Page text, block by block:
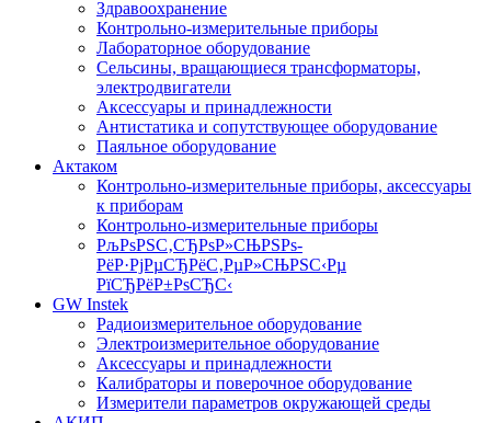
Здравоохранение
Контрольно-измерительные приборы
Лабораторное оборудование
Сельсины, вращающиеся трансформаторы,
электродвигатели
Аксессуары и принадлежности
Антистатика и сопутствующее оборудование
Паяльное оборудование
Актаком
Контрольно-измерительные приборы, аксессуары
к приборам
Контрольно-измерительные приборы
РљРѕРЅС‚СЂРѕР»СЊРЅРѕ-
РёР·РјРµСЂРёС‚РµР»СЊРЅС‹Рµ
РїСЂРёР±РѕСЂС‹
GW Instek
Радиоизмерительное оборудование
Электроизмерительное оборудование
Аксессуары и принадлежности
Калибраторы и поверочное оборудование
Измерители параметров окружающей среды